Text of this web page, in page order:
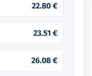
22.80 €
23.51 €
26.08 €